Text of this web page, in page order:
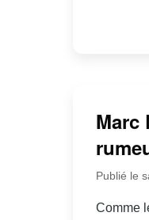
Marc
Publié le
Comme